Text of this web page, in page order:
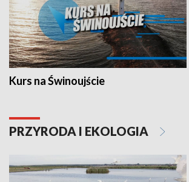
Kurs na Świnoujście
PRZYRODA I EKOLOGIA